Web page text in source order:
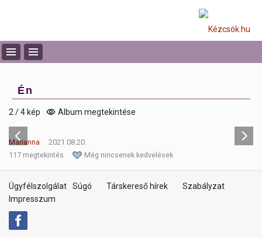
Én
2 / 4 kép Album megtekintése
Marianna
2021.08.20.
117 megtekintés
Még nincsenek kedvelések
Ügyfélszolgálat Súgó Társkereső hírek
Szabályzat
Impresszum